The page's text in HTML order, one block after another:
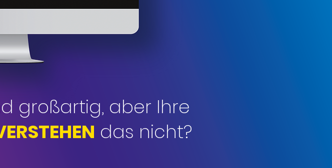
großartig, aber Ihre
das nicht?